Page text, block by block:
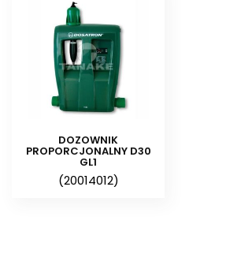
DOZOWNIK
PROPORCJONALNY D30
GL1
(20014012)